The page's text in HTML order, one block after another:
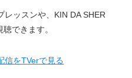
レッスンや、KIN DA SHER
できます。
信をTVerで見る